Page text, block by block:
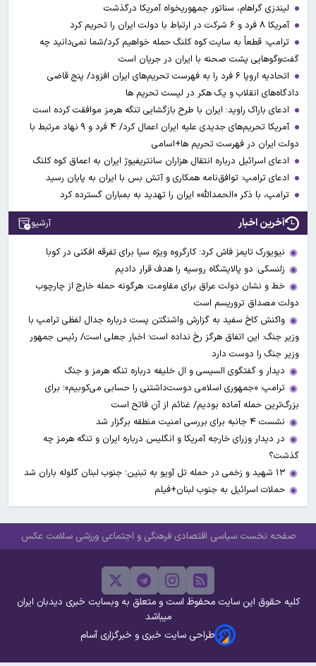
لیندزی گراهام، سناتور جمهوریخواه آمریکا درگذشت
آمریکا ۸ فرد و ۶ شرکت در ارتباط با دولت ایران را تحریم کرد
ترامپ: قطعاً به سایت کوه کلنگ حمله خواهیم کرد/شما نمی‌دانید چه
گفت‌وگوهایی پشت صحنه با ایران در جریان است
اتحادیه اروپا ۶ فرد را به فهرست تحریم‌های ایران افزود/ پنج قاضی
دادگاه‌های انقلاب و یک هکر در لیست تحریم ها
ادعای باراک راوید: ایران با طرح بازگشایی تنگه هرمز موافقت کرده است
آمریکا تحریم‌های جدیدی علیه ایران اعمال کرد/ ۴ فرد و ۹ نهاد مرتبط با
دولت ایران در فهرست تحریم ها+اسامی
ادعای اسرائیل درباره انتقال هزاران سانتریفیوژ ایران به اعماق کوه کلنگ
ادعای ترامپ: توافق‌نامه همکاری و آتش بس با ایران به پایان رسید
ترامپ، با ذکر «الحمدالله» ایران را تهدید به بمباران گسترده کرد
آخرین اخبار آرشیو
نیویورک تایمز فاش کرد: کارگروه ویژه سیا برای تفرقه افکنی در کوبا
زلنسکی: دو پالایشگاه روسیه را هدف قرار دادیم
خط و نشان دولت عراق برای مقاومت: هرگونه حمله خارج از چارچوب
دولت مصداق تروریسم است
واکنش کاخ سفید به گزارش واشنگتن پست درباره جدال لفظی ترامپ با
وزیر جنگ: این اتفاق هرگز رخ نداده است؛ اخبار جعلی است/ رئیس جمهور
وزیر جنگ را دوست دارد
دیدار و گفتگوی السیسی و ال خلیفه درباره تنگه هرمز و جنگ
ترامپ: «جمهوری اسلامی دوست‌داشتنی را حسابی می‌کوبیم»؛ برای
بزرگ‌ترین حمله آماده بودیم/ غنائم از آنِ فاتح است
نشست ۴ جانبه برای بررسی امنیت منطقه برگزار شد
در دیدار وزرای خارجه آمریکا و انگلیس درباره ایران و تنگه هرمز چه
گذشت؟
۱۳ شهید و زخمی در حمله تل آویو به تبنین؛ جنوب لبنان گلوله باران شد
حملات اسرائیل به جنوب لبنان+فیلم
صفحه نخست سیاسی اقتصادی فرهنگی و اجتماعی ورزشی سلامت عکس
کلیه حقوق این سایت محفوظ است و متعلق به وبسایت خبری دیدبان ایران
میباشد
طراحی سایت خبری و خبرگزاری آسام